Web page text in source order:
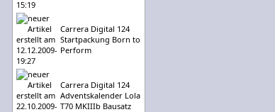
Carrera Digital 124
Startpackung Born to
Perform
Carrera Digital 124
Adventskalender Lola
T70 MKIIIb Bausatz